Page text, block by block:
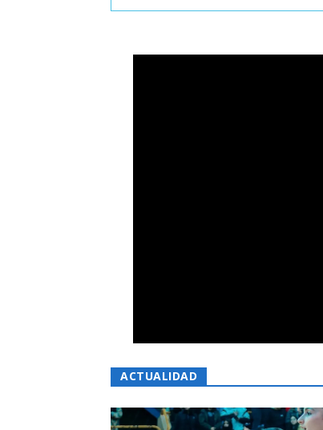
ACTUALIDAD